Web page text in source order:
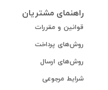
راهنمای مشتریان
قوانین و مقررات
روش‌های پرداخت
روش‌های ارسال
شرایط مرجوعی